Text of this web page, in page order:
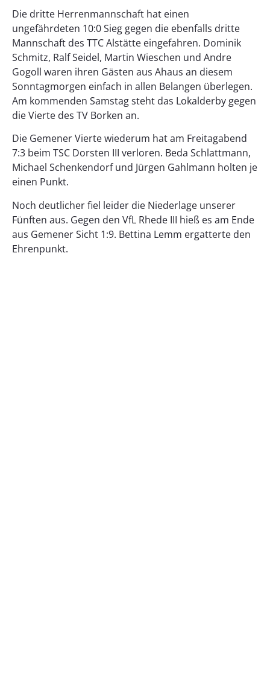
Die dritte Herrenmannschaft hat einen
ungefährdeten 10:0 Sieg gegen die ebenfalls dritte
Mannschaft des TTC Alstätte eingefahren. Dominik
Schmitz, Ralf Seidel, Martin Wieschen und Andre
Gogoll waren ihren Gästen aus Ahaus an diesem
Sonntagmorgen einfach in allen Belangen überlegen.
Am kommenden Samstag steht das Lokalderby gegen
die Vierte des TV Borken an.
Die Gemener Vierte wiederum hat am Freitagabend
7:3 beim TSC Dorsten III verloren. Beda Schlattmann,
Michael Schenkendorf und Jürgen Gahlmann holten je
einen Punkt.
Noch deutlicher fiel leider die Niederlage unserer
Fünften aus. Gegen den VfL Rhede III hieß es am Ende
aus Gemener Sicht 1:9. Bettina Lemm ergatterte den
Ehrenpunkt.